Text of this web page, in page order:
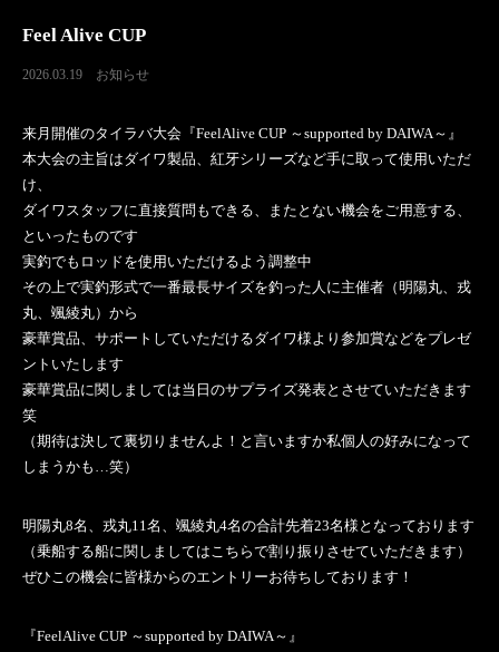
Feel Alive CUP
2026.03.19 お知らせ
来月開催のタイラバ大会『FeelAlive CUP ～supported by DAIWA～』
本大会の主旨はダイワ製品、紅牙シリーズなど手に取って使用いただ
け、
ダイワスタッフに直接質問もできる、またとない機会をご用意する、
といったものです
実釣でもロッドを使用いただけるよう調整中
その上で実釣形式で一番最長サイズを釣った人に主催者（明陽丸、戎
丸、颯綾丸）から
豪華賞品、サポートしていただけるダイワ様より参加賞などをプレゼ
ントいたします
豪華賞品に関しましては当日のサプライズ発表とさせていただきます
笑
（期待は決して裏切りませんよ！と言いますか私個人の好みになって
しまうかも…笑）
明陽丸8名、戎丸11名、颯綾丸4名の合計先着23名様となっております
（乗船する船に関しましてはこちらで割り振りさせていただきます）
ぜひこの機会に皆様からのエントリーお待ちしております！
『FeelAlive CUP ～supported by DAIWA～』